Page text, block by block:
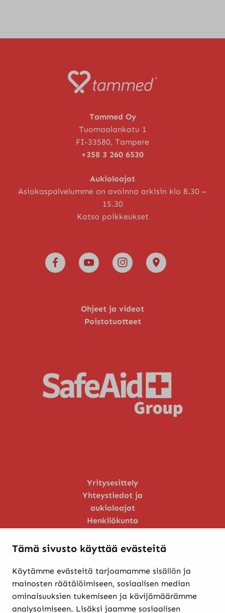
Tämä sivusto käyttää evästeitä
Käytämme evästeitä tarjoamamme sisällön ja
mainosten räätälöimiseen, sosiaalisen median
ominaisuuksien tukemiseen ja kävijämäärämme
analysoimiseen. Lisäksi jaamme sosiaalisen
Tammed Oy
Tuomaalankatu 1
FI-33580, Tampere
+358 3 260 6530
Aukioloajat
Asiakaspalvelumme on avoinna arkisin klo 8.30 –
15.30
Katso poikkeukset
Ohjeet ja videot
Poistotuotteet
Yritysesittely
Yhteystiedot ja
aukioloajat
Henkilökunta
Verkkokaupasta ostaminen
Maksutavat ja
toimitusehdot